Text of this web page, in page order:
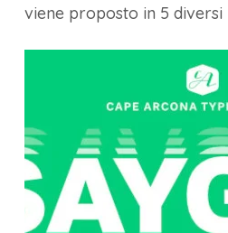
viene proposto in 5 diversi